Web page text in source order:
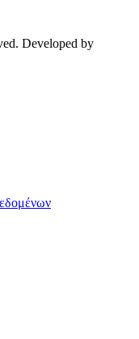
Developed by